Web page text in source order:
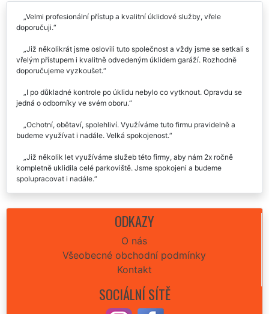
Velmi profesionální přístup a kvalitní úklidové služby, vřele
doporučuji.
Již několikrát jsme oslovili tuto společnost a vždy jsme se setkali s
vřelým přístupem i kvalitně odvedeným úklidem garáží. Rozhodně
doporučujeme vyzkoušet.
I po důkladné kontrole po úklidu nebylo co vytknout. Opravdu se
jedná o odborníky ve svém oboru.
Ochotní, obětaví, spolehliví. Využíváme tuto firmu pravidelně a
budeme využívat i nadále. Velká spokojenost.
Již několik let využíváme služeb této firmy, aby nám 2x ročně
kompletně uklidila celé parkoviště. Jsme spokojeni a budeme
spolupracovat i nadále.
parkovacího domu. Vždy je vše v pořádku, doporučujeme.
ODKAZY
O nás
Všeobecné obchodní podmínky
Kontakt
SOCIÁLNÍ SÍTĚ